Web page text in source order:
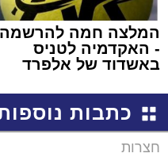
המלצה חמה להרשמה
- האקדמיה לטניס
באשדוד של אלפרד
כתבות
חצרות